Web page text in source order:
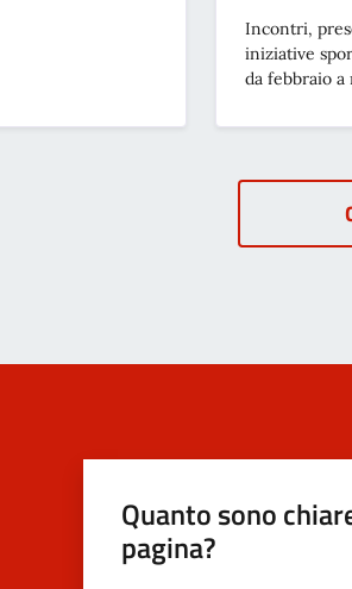
Incontri,
iniziative
da febbraio a
Quanto sono
pagina?